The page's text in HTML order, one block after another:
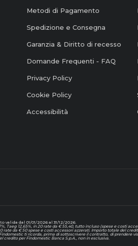
Metodi di Pagamento
Spedizione e Consegna
Garanzia & Diritto di recesso
Domande Frequenti - FAQ
Privacy Policy
Cookie Policy
Accessibilità
dal 01/01/2026 al 31/12/2026.
Taeg 12,65%, in 20 rate da € 55,40, tutto incluso (spese e costi
rate da € 50 spese e costi accessori azzerati. Importo totale del
ti ricorda, prima di sottoscrivere il contratto, di
credito per Findomestic Banca S.p.A., non in esclusiva.